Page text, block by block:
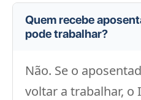
Quem recebe
pode trabalhar?
Não. Se o
voltar a trabalhar, o